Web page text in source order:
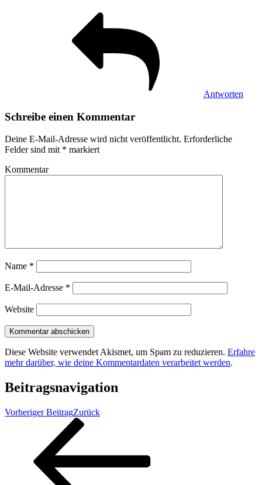
Antworten
Schreibe einen Kommentar
Deine E-Mail-Adresse wird nicht veröffentlicht. Erforderliche
Felder sind mit * markiert
Kommentar
Name *
E-Mail-Adresse *
Website
Diese Website verwendet Akismet, um Spam zu reduzieren. Erfahre
mehr darüber, wie deine Kommentardaten verarbeitet werden.
Beitragsnavigation
Vorheriger BeitragZurück